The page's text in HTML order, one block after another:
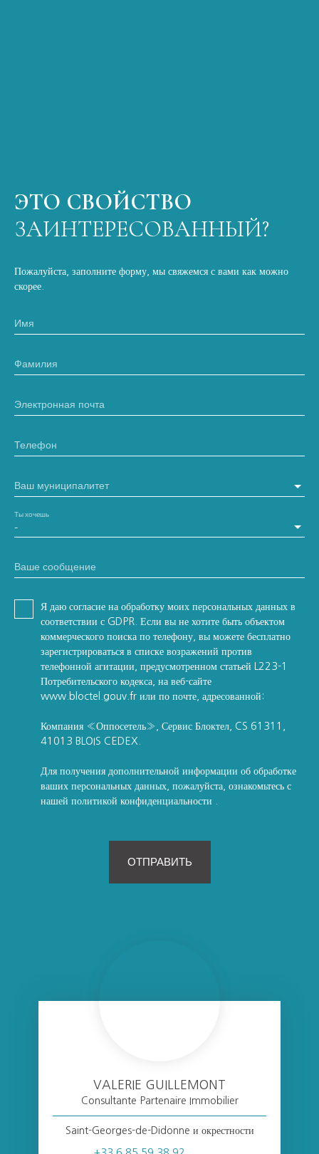
ЭТО СВОЙСТВО
ЗАИНТЕРЕСОВАННЫЙ?
Пожалуйста, заполните форму, мы свяжемся с вами как можно
скорее.
Имя
Фамилия
Электронная почта
Телефон
Ваш муниципалитет
-
Ты хочешь
Ваше сообщение
Я даю согласие на обработку моих персональных данных в
соответствии с GDPR. Если вы не хотите быть объектом
коммерческого поиска по телефону, вы можете бесплатно
зарегистрироваться в списке возражений против
телефонной агитации, предусмотренном статьей L223-1
Потребительского кодекса, на веб-сайте
www.bloctel.gouv.fr или по почте, адресованной:
Компания «Оппосетель», Сервис Блоктел, CS 61311,
41013 BLOIS CEDEX.
Для получения дополнительной информации об обработке
ваших персональных данных, пожалуйста, ознакомьтесь с
нашей политикой конфиденциальности
ОТПРАВИТЬ
VALERIE GUILLEMONT
Consultante Partenaire Immobilier
Saint-Georges-de-Didonne и окрестности